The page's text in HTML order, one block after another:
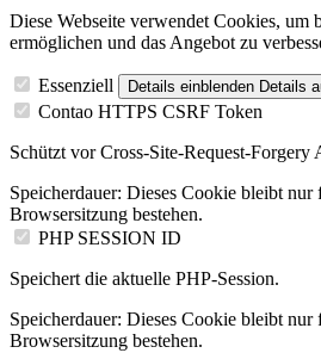
Diese Webseite verwendet Cookies, um
ermöglichen und das Angebot zu
Essenziell Details einblenden Details
Contao HTTPS CSRF Token
Schützt vor Cross-Site-Request-Forgery
Speicherdauer: Dieses Cookie bleibt nur
Browsersitzung bestehen.
PHP SESSION ID
Speichert die aktuelle PHP-Session.
Speicherdauer: Dieses Cookie bleibt nur
Browsersitzung bestehen.